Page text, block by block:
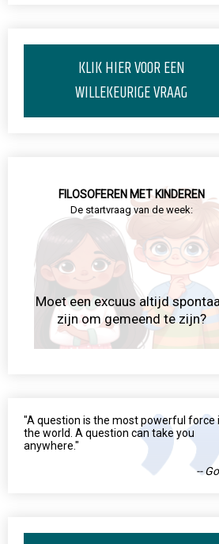
KLIK HIER VOOR EEN
WILLEKEURIGE VRAAG
FILOSOFEREN MET KINDEREN
De startvraag van de week:
Moet een excuus altijd
zijn om gemeend te zijn?
"A question is the most powerful force
the world. A question can take you
anywhere."
--